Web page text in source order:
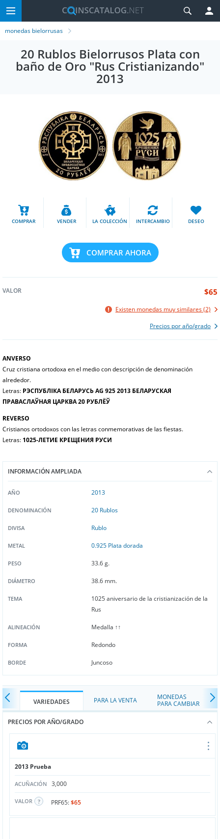
monedas bielorrusas
20 Rublos Bielorrusos Plata con
baño de Oro "Rus Cristianizando"
2013
COMPRAR VENDER LA COLECCIÓN INTERCAMBIO DESEO
COMPRAR AHORA
VALOR $65
Existen monedas muy similares (2)
Precios por año/grado
ANVERSO
Cruz cristiana ortodoxa en el medio con descripción de denominación
alrededor.
Letras: РЭСПУБЛІКА БЕЛАРУСЬ AG 925 2013 БЕЛАРУСКАЯ
ПРАВАСЛАЎНАЯ ЦАРКВА 20 РУБЛЁЎ
REVERSO
Cristianos ortodoxos con las letras conmemorativas de las fiestas.
Letras: 1025-ЛЕТИЕ КРЕЩЕНИЯ РУСИ
INFORMACIÓN AMPLIADA
AÑO 2013
DENOMINACIÓN 20 Rublos
DIVISA Rublo
METAL 0.925 Plata dorada
PESO 33.6 g.
DIÁMETRO 38.6 mm.
TEMA
1025 aniversario de la cristianización de la
Rus
ALINEACIÓN Medalla ↑↑
FORMA Redondo
BORDE Juncoso
VARIEDADES PARA LA VENTA
MONEDAS
PARA CAMBIAR
PRECIOS POR AÑO/GRADO
2013 Prueba
ACUÑACIÓN 3,000
VALOR PRF65:$65